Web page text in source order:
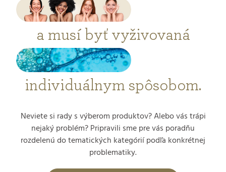
a musí byť vyživovaná
individuálnym spôsobom.
Neviete si rady s výberom produktov? Alebo vás trápi
nejaký problém? Pripravili sme pre vás poradňu
rozdelenú do tematických kategórií podľa konkrétnej
problematiky.